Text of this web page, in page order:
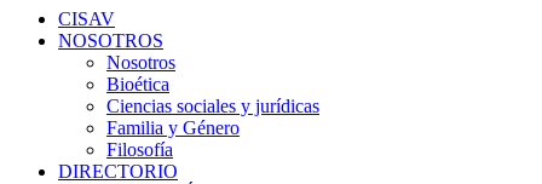
CISAV
NOSOTROS
Nosotros
Bioética
Ciencias sociales y jurídicas
Familia y Género
Filosofía
DIRECTORIO